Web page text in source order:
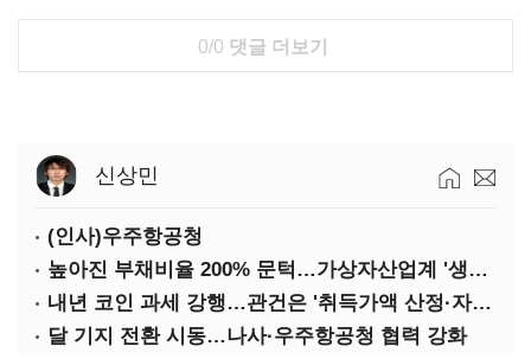
0/0 댓글 더보기
신상민
(인사)우주항공청
높아진 부채비율 200% 문턱…가상자산업계 '생존 시험대'
내년 코인 과세 강행…관건은 '취득가액 산정·자산 이동'
달 기지 전환 시동…나사·우주항공청 협력 강화